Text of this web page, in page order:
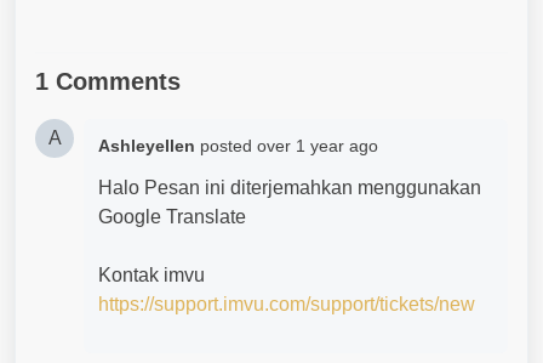
1 Comments
A Ashleyellen posted over 1 year ago
Halo Pesan ini diterjemahkan menggunakan
Google Translate
Kontak imvu
https://support.imvu.com/support/tickets/new